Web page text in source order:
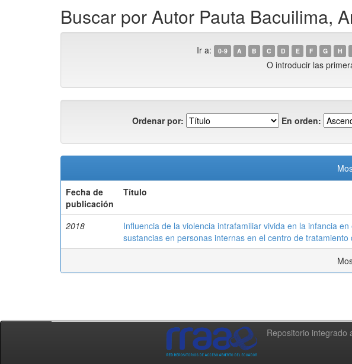
Buscar por Autor Pauta Bacuilima,
Ir a: 0-9 A B C D E F G H
O introducir las
Ordenar por: En orden:
Fecha de
publicación
Título
2018
Influencia de la violencia intrafamiliar vivida en la infancia
sustancias en personas internas en el centro de
Repositorio integrado